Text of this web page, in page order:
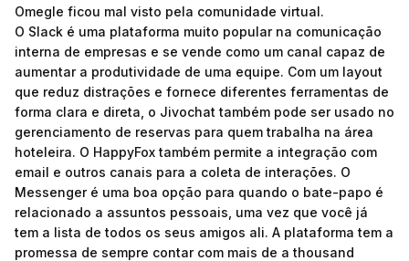
Omegle ficou mal visto pela comunidade virtual.
O Slack é uma plataforma muito popular na comunicação
interna de empresas e se vende como um canal capaz de
aumentar a produtividade de uma equipe. Com um layout
que reduz distrações e fornece diferentes ferramentas de
forma clara e direta, o Jivochat também pode ser usado no
gerenciamento de reservas para quem trabalha na área
hoteleira. O HappyFox também permite a integração com
email e outros canais para a coleta de interações. O
Messenger é uma boa opção para quando o bate-papo é
relacionado a assuntos pessoais, uma vez que você já
tem a lista de todos os seus amigos ali. A plataforma tem a
promessa de sempre contar com mais de a thousand